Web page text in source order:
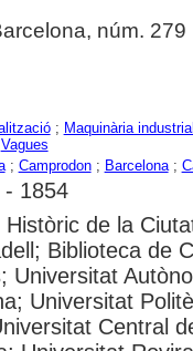
núm.
; Maquinària
Vagues
; Camprodon; Barcelona;
- 1854
Històric de la
Biblioteca de
Universitat
Universitat
Central